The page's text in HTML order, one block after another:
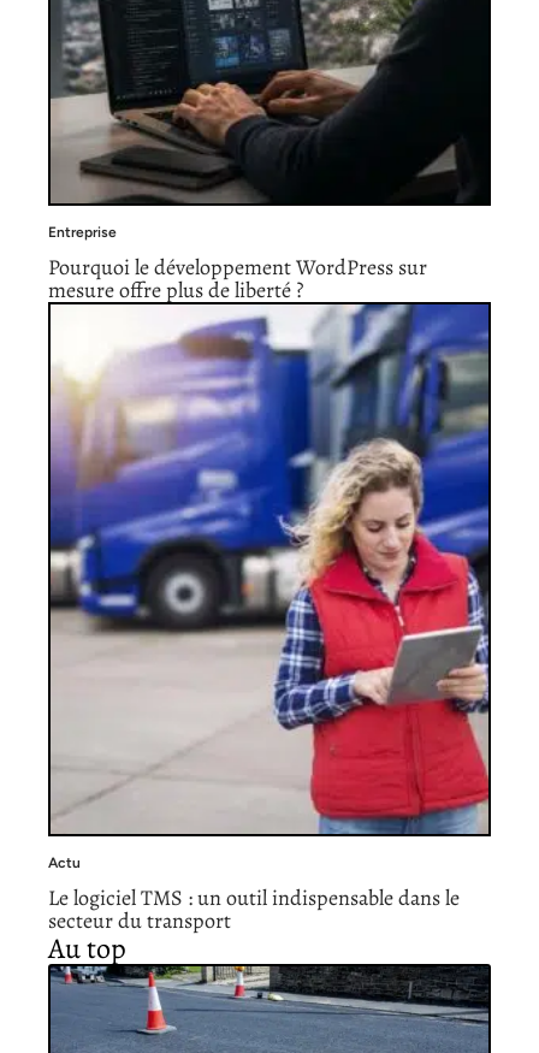
Entreprise
Pourquoi le développement WordPress sur
mesure offre plus de liberté ?
Actu
Le logiciel TMS : un outil indispensable dans le
secteur du transport
Au top